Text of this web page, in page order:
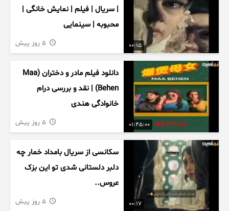
00:15
| سریال | فیلم | نمایش خانگی |
محبوبه | سینمایی
01:45:00
دانلود فیلم مادر و دختران (Maa
Behen) | نقد و بررسی درام
خانوادگی هندی
00:17
سکانسی از سریال بامداد خمار چه
دلبر دلستانی شدی تو این بزک
عروس..